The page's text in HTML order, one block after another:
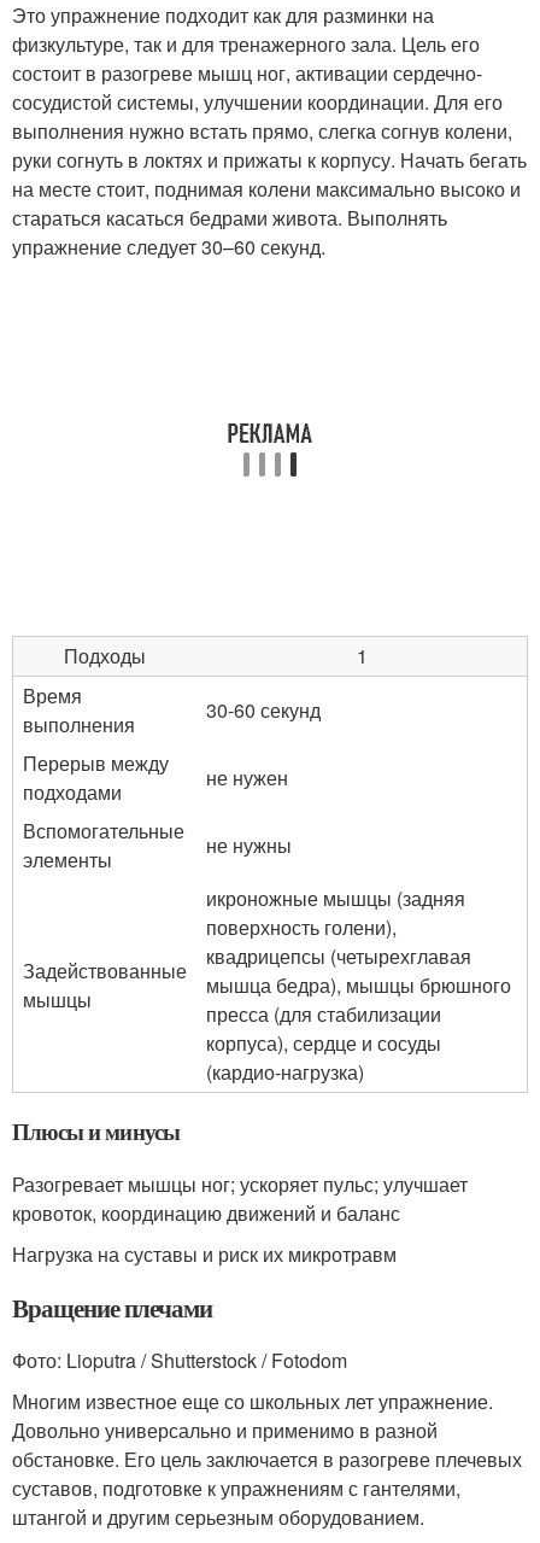
Это упражнение подходит как для разминки на
физкультуре, так и для тренажерного зала. Цель его
состоит в разогреве мышц ног, активации сердечно-
сосудистой системы, улучшении координации. Для его
выполнения нужно встать прямо, слегка согнув колени,
руки согнуть в локтях и прижаты к корпусу. Начать бегать
на месте стоит, поднимая колени максимально высоко и
стараться касаться бедрами живота. Выполнять
упражнение следует 30–60 секунд.
Подходы
1
Время
выполнения
30-60 секунд
Перерыв между
подходами
не нужен
Вспомогательные
элементы
не нужны
Задействованные
мышцы
икроножные мышцы (задняя
поверхность голени),
квадрицепсы (четырехглавая
мышца бедра), мышцы брюшного
пресса (для стабилизации
корпуса), сердце и сосуды
(кардио-нагрузка)
Плюсы и минусы
Разогревает мышцы ног; ускоряет пульс; улучшает
кровоток, координацию движений и баланс
Нагрузка на суставы и риск их микротравм
Вращение плечами
Фото: Lioputra / Shutterstock / Fotodom
Многим известное еще со школьных лет упражнение.
Довольно универсально и применимо в разной
обстановке. Его цель заключается в разогреве плечевых
суставов, подготовке к упражнениям с гантелями,
штангой и другим серьезным оборудованием.